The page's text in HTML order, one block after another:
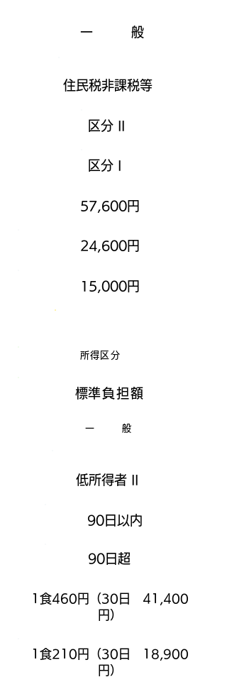
一 般
住民税非課税等
区分 II
区分 I
57,600円
24,600円
15,000円
所得区分
​標準負担額
一 般
低所得者 II
90日以内
90日超
1食460円（30日 41,400
円）
1食210円（30日 18,900
円）